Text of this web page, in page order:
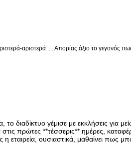
αριστερά .... Απορίας άξιο το γεγονός
το διαδίκτυο γέμισε με εκκλήσεις για
πρώτες **τέσσερις** ημέρες,
εταιρεία, ουσιαστικά, μαθαίνει πως